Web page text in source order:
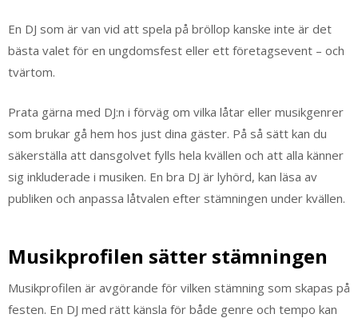
En DJ som är van vid att spela på bröllop kanske inte är det
bästa valet för en ungdomsfest eller ett företagsevent – och
tvärtom.
Prata gärna med DJ:n i förväg om vilka låtar eller musikgenrer
som brukar gå hem hos just dina gäster. På så sätt kan du
säkerställa att dansgolvet fylls hela kvällen och att alla känner
sig inkluderade i musiken. En bra DJ är lyhörd, kan läsa av
publiken och anpassa låtvalen efter stämningen under kvällen.
Musikprofilen sätter stämningen
Musikprofilen är avgörande för vilken stämning som skapas på
festen. En DJ med rätt känsla för både genre och tempo kan